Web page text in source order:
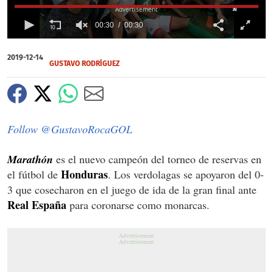
of
30
00:30 00:30
X
X
2019-12-14
GUSTAVO RODRÍGUEZ
Follow @GustavoRocaGOL
Marathón es el nuevo campeón del torneo de reservas en
el fútbol de Honduras. Los verdolagas se apoyaron del 0-
3 que cosecharon en el juego de ida de la gran final ante
Real España para coronarse como monarcas.